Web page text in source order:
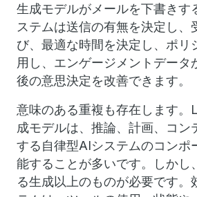
生成モデルがメールを下書きす
ステムは送信の有無を決定し、
び、最適な時間を決定し、ポリ
用し、エンゲージメントデータ
後の意思決定を改善できます。
意味のある重複も存在します。
成モデルは、推論、計画、コン
する自律型AIシステムのコンポ
能することが多いです。しかし
る生成以上のものが必要です。